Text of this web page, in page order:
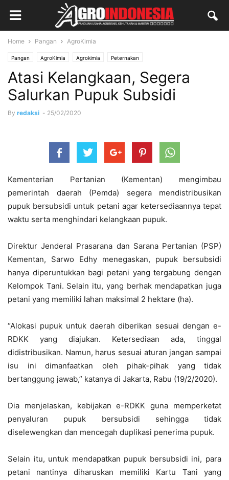
Home Pangan AgroKimia
Pangan AgroKimia Agrokimia Peternakan
Atasi Kelangkaan, Segera
Salurkan Pupuk Subsidi
By redaksi - 25/02/2020
Kementerian Pertanian (Kementan) mengimbau
pemerintah daerah (Pemda) segera mendistribusikan
pupuk bersubsidi untuk petani agar ketersediaannya tepat
waktu serta menghindari kelangkaan pupuk.
Direktur Jenderal Prasarana dan Sarana Pertanian (PSP)
Kementan, Sarwo Edhy menegaskan, pupuk bersubsidi
hanya diperuntukkan bagi petani yang tergabung dengan
Kelompok Tani. Selain itu, yang berhak mendapatkan juga
petani yang memiliki lahan maksimal 2 hektare (ha).
“Alokasi pupuk untuk daerah diberikan sesuai dengan e-
RDKK yang diajukan. Ketersediaan ada, tinggal
didistribusikan. Namun, harus sesuai aturan jangan sampai
isu ini dimanfaatkan oleh pihak-pihak yang tidak
bertanggung jawab,” katanya di Jakarta, Rabu (19/2/2020).
Dia menjelaskan, kebijakan e-RDKK guna memperketat
penyaluran pupuk bersubsidi sehingga tidak
diselewengkan dan mencegah duplikasi penerima pupuk.
Selain itu, untuk mendapatkan pupuk bersubsidi ini, para
petani nantinya diharuskan memiliki Kartu Tani yang